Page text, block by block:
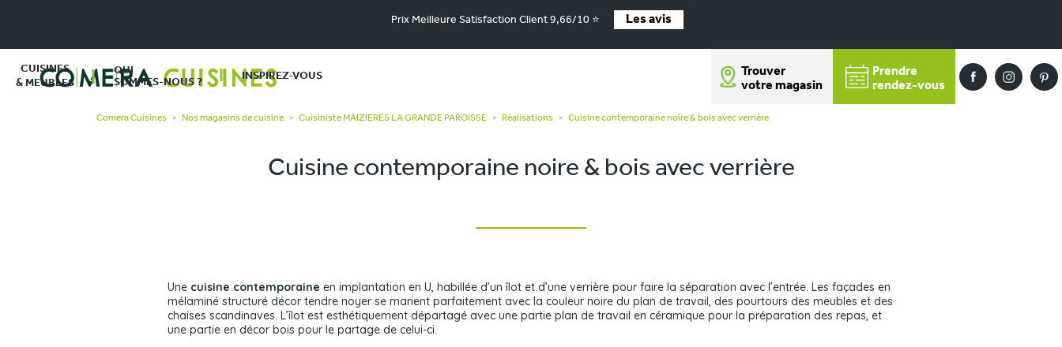
Prix Meilleure Satisfaction Client 9,66/10 ⭐ Les avis
CUISINES
& MEUBLES
QUI
SOMMES-NOUS ?
INSPIREZ-VOUS
Trouver
votre magasin
Prendre
rendez-vous
Comera Cuisines > Nos magasins de cuisine > Cuisiniste MAIZIERES LA GRANDE PAROISSE > Réalisations > Cuisine contemporaine noire & bois avec verrière
Cuisine contemporaine noire & bois avec verrière
Une cuisine contemporaine en implantation en U, habillée d’un îlot et d’une verrière pour faire la séparation avec l’entrée. Les façades en
mélaminé structuré décor tendre noyer se marient parfaitement avec la couleur noire du plan de travail, des pourtours des meubles et des
chaises scandinaves. L’îlot est esthétiquement départagé avec une partie plan de travail en céramique pour la préparation des repas, et
une partie en décor bois pour le partage de celui-ci.